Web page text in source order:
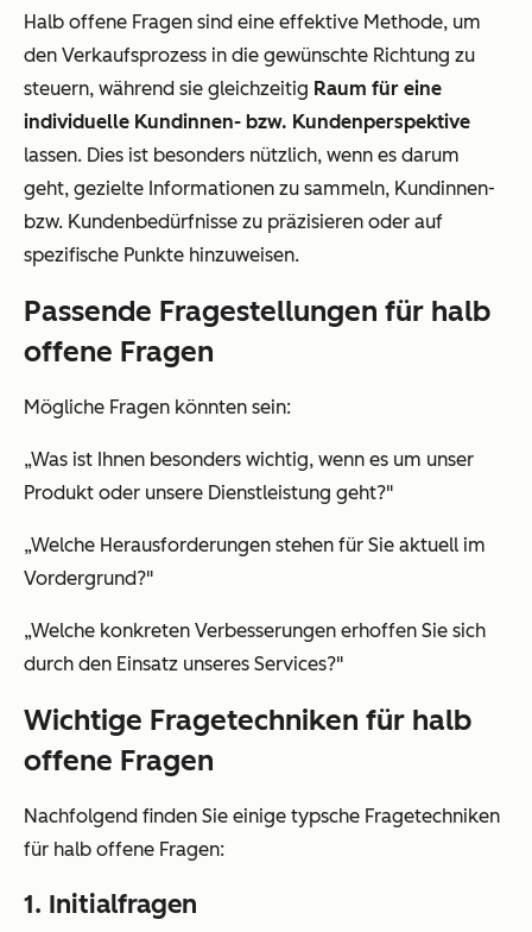
Halb offene Fragen sind eine effektive Methode, um
den Verkaufsprozess in die gewünschte Richtung zu
steuern, während sie gleichzeitig Raum für eine
individuelle Kundinnen- bzw. Kundenperspektive
lassen. Dies ist besonders nützlich, wenn es darum
geht, gezielte Informationen zu sammeln, Kundinnen-
bzw. Kundenbedürfnisse zu präzisieren oder auf
spezifische Punkte hinzuweisen.
Passende Fragestellungen für halb
offene Fragen
Mögliche Fragen könnten sein:
„Was ist Ihnen besonders wichtig, wenn es um unser
Produkt oder unsere Dienstleistung geht?"
„Welche Herausforderungen stehen für Sie aktuell im
Vordergrund?"
„Welche konkreten Verbesserungen erhoffen Sie sich
durch den Einsatz unseres Services?"
Wichtige Fragetechniken für halb
offene Fragen
Nachfolgend finden Sie einige typsche Fragetechniken
für halb offene Fragen:
1. Initialfragen